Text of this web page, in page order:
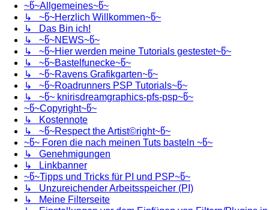
~წ~Allgemeines~წ~
↳ ~წ~Herzlich Willkommen~წ~
↳ Das Bin ich!
↳ ~წ~NEWS~წ~
↳ ~წ~Hier werden meine Tutorials gestestet~წ~
↳ ~წ~Bastelfunecke~წ~
↳ ~წ~Ravens Grafikgarten~წ~
↳ ~წ~Roadrunners PSP Tutorials~წ~
↳ ~წ~ knirisdreamgraphics-pfs-psp~წ~
~წ~Copyright~წ~
↳ Kostennote
↳ ~წ~Respect the Artist©right~წ~
~წ~ Foren die nach meinen Tuts basteln ~წ~
↳ Genehmigungen
↳ Linkbanner
~წ~Tipps und Tricks für PI und PSP~წ~
↳ Unzureichender Arbeitsspeicher (PI)
↳ Meine Filterseite